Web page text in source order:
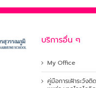
บริการอื่น ๆ
My Office
คู่มือการเฝ้าระวัง